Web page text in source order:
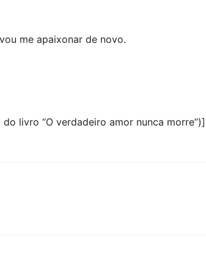
me apaixonar de novo.
livro “O verdadeiro amor nunca morre”)]